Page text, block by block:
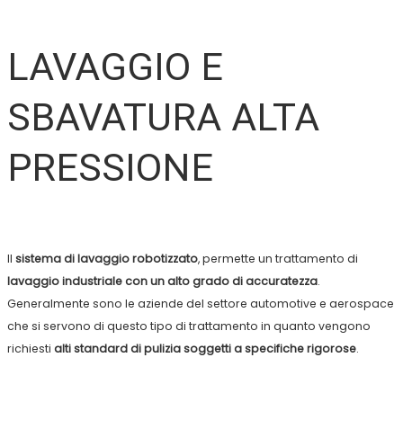
LAVAGGIO E
SBAVATURA ALTA
PRESSIONE
Il sistema di lavaggio robotizzato, permette un trattamento di
lavaggio industriale con un alto grado di accuratezza.
Generalmente sono le aziende del settore automotive e aerospace
che si servono di questo tipo di trattamento in quanto vengono
richiesti alti standard di pulizia soggetti a specifiche rigorose.